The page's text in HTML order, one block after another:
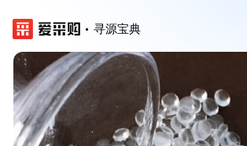
寻源宝典